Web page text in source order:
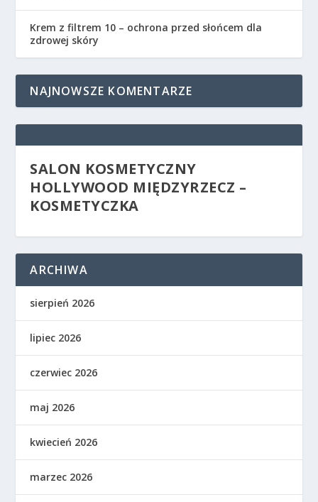
Krem z filtrem 10 – ochrona przed słońcem dla
zdrowej skóry
NAJNOWSZE KOMENTARZE
SALON KOSMETYCZNY
HOLLYWOOD MIĘDZYRZECZ –
KOSMETYCZKA
ARCHIWA
sierpień 2026
lipiec 2026
czerwiec 2026
maj 2026
kwiecień 2026
marzec 2026